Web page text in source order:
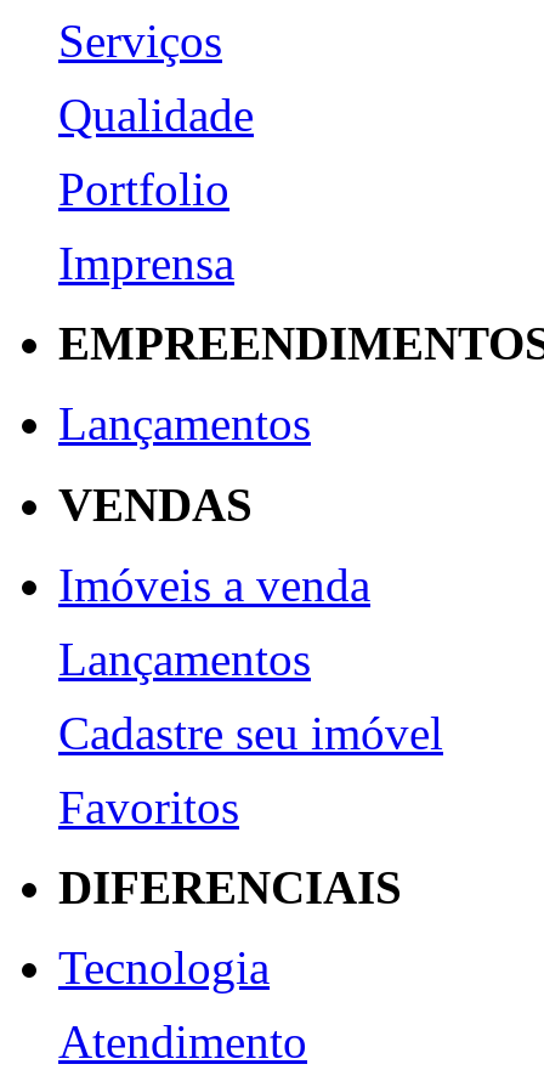
Serviços
Qualidade
Portfolio
Imprensa
Lançamentos
VENDAS
Imóveis a venda
Lançamentos
Cadastre seu imóvel
Favoritos
DIFERENCIAIS
Tecnologia
Atendimento